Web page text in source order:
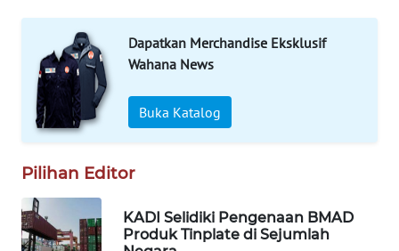
Dapatkan Merchandise Eksklusif
Wahana News
Buka Katalog
Pilihan Editor
KADI Selidiki Pengenaan BMAD
Produk Tinplate di Sejumlah
Network
KONSUMEN
LISTRIK
MASYARAKAT
WALINKI